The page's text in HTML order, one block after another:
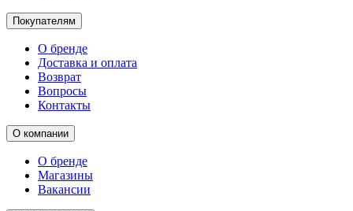
Покупателям
О бренде
Доставка и оплата
Возврат
Вопросы
Контакты
О компании
О бренде
Магазины
Вакансии